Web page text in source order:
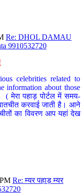
Re: DHOL DAMAU
9910532720
celebrities related to
information about those
( मेरा पहाड़ पोर्टल में समय-
करवाई जाती है। आने
का विवरण आप यहां देख
Re: म्यर पहाड़ म्यर